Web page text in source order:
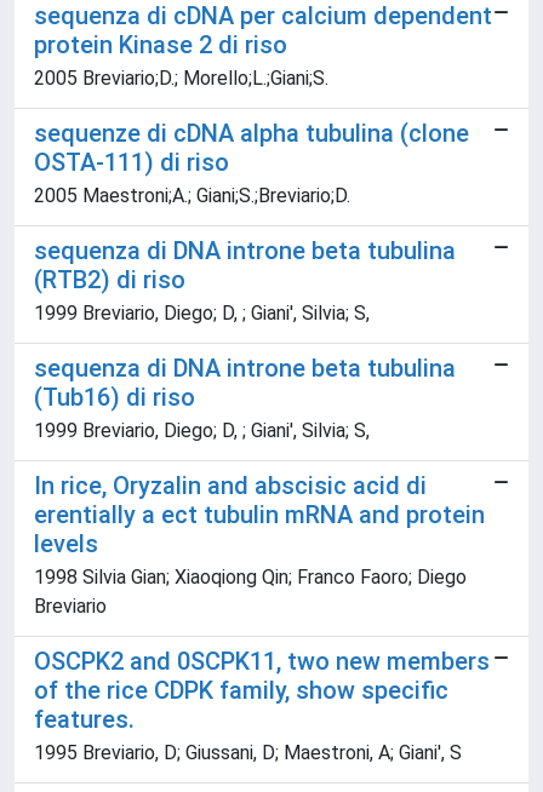
sequenza di cDNA per calcium dependent
protein Kinase 2 di riso
2005 Breviario;D.; Morello;L.;Giani;S.
sequenze di cDNA alpha tubulina (clone
OSTA-111) di riso
2005 Maestroni;A.; Giani;S.;Breviario;D.
sequenza di DNA introne beta tubulina
(RTB2) di riso
1999 Breviario, Diego; D, ; Giani', Silvia; S,
sequenza di DNA introne beta tubulina
(Tub16) di riso
1999 Breviario, Diego; D, ; Giani', Silvia; S,
In rice, Oryzalin and abscisic acid di
erentially a ect tubulin mRNA and protein
levels
1998 Silvia Gian; Xiaoqiong Qin; Franco Faoro; Diego
Breviario
OSCPK2 and 0SCPK11, two new members
of the rice CDPK family, show specific
features.
1995 Breviario, D; Giussani, D; Maestroni, A; Giani', S